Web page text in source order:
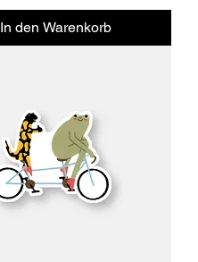
In den Warenkorb